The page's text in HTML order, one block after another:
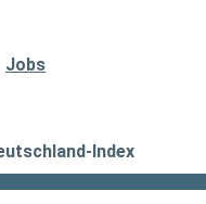
Jobs
Index